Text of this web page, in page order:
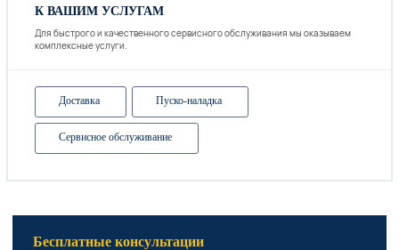
К ВАШИМ УСЛУГАМ
Для быстрого и качественного сервисного обслуживания мы оказываем
комплексные услуги.
Доставка Пуско-наладка
Сервисное обслуживание
Бесплатные консультации